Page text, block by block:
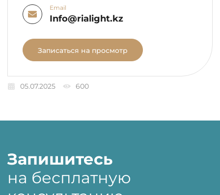
Email
Info@rialight.kz
Записаться на просмотр
05.07.2025 600
Запишитесь
на бесплатную